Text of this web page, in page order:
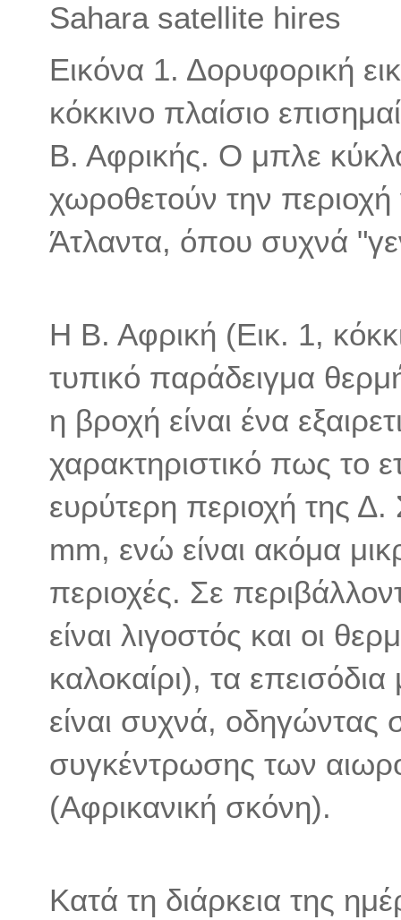
Sahara satellite hires
Εικόνα 1. Δορυφορική
κόκκινο πλαίσιο
Β. Αφρικής. Ο μπλε
χωροθετούν την περιοχή
Άτλαντα, όπου συχνά
Η Β. Αφρική (Εικ. 1,
τυπικό παράδειγμα
η βροχή είναι ένα
χαρακτηριστικό πως το
ευρύτερη περιοχή της
mm, ενώ είναι ακόμα
περιοχές. Σε
είναι λιγοστός και οι
καλοκαίρι), τα
είναι συχνά, οδηγώντας
συγκέντρωσης των
(Αφρικανική σκόνη).
Κατά τη διάρκεια της